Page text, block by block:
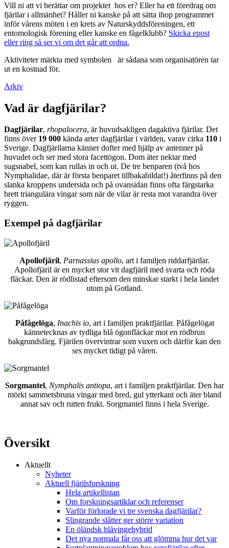
Vill ni att vi berättar om projektet hos er? Eller ha ett föredrag om
fjärilar i allmänhet? Håller ni kanske på att sätta ihop programmet
inför vårens möten i en krets av Naturskyddsföreningen, ett
entomologisk förening eller kanske en fågelklubb? Skicka epost
eller ring så ser vi om det går att ordna.
Aktiviteter märkta med symbolen
är sådana som organisatören tar
ut en kostnad för.
Arkiv
Vad är dagfjärilar?
Dagfjärilar, rhopalocera, är huvudsakligen dagaktiva fjärilar. Det
finns över 19 000 kända arter dagfjärilar i världen, varav cirka 110 i
Sverige. Dagfjärilarna känner dofter med hjälp av antenner på
huvudet och ser med stora facettögon. Dom äter nektar med
sugsnabel, som kan rullas in och ut. De tre benparen (två hos
Nymphalidae, där är första benparet tillbakabildat!) återfinns på den
slanka kroppens undersida och på ovansidan finns ofta färgstarka
brett triangulära vingar som när de vilar är resta mot varandra över
ryggen.
Exempel på dagfjärilar
Apollofjäril, Parnassius apollo, art i familjen riddarfjärilar.
Apollofjäril är en mycket stor vit dagfjäril med svarta och röda
fläckar. Den är rödlistad eftersom den minskar starkt i hela landet
utom på Gotland.
Påfågelöga, Inachis io, art i familjen praktfjärilar. Påfågelögat
kännetecknas av tydliga blå ögonfläckar mot en rödbrun
bakgrundsfärg. Fjärilen övervintrar som vuxen och därför kan den
ses mycket tidigt på våren.
Sorgmantel, Nymphalis antiopa, art i familjen praktfjärilar. Den har
mörkt sammetsbruna vingar med bred, gul ytterkant och äter bland
annat sav och rutten frukt. Sorgmantel finns i hela Sverige.
Översikt
Aktuellt
Nyheter
Aktuell fjärilsforskning
Hela artikellistan
Om forskningsartiklar och referenser
Varför förlorade vi tre svenska dagfjärilar?
Slingrande slåtter ger större variation
En öländsk blåvingehybrid
Det nya normala får oss att glömma hur det var